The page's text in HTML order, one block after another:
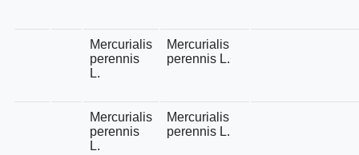
Mercurialis
perennis
L.
Mercurialis
perennis L.
Mercurialis
perennis
L.
Mercurialis
perennis L.